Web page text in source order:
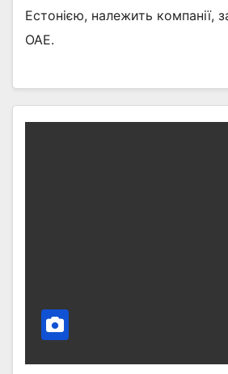
Естонією, належить компанії,
ОАЕ.